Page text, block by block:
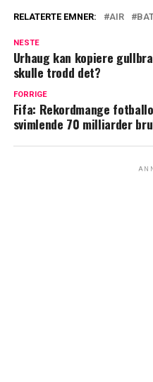
RELATERTE EMNER: AIR
NESTE
Urhaug kan kopiere
skulle trodd det?
FORRIGE
Fifa: Rekordmange
svimlende 70 milliarder